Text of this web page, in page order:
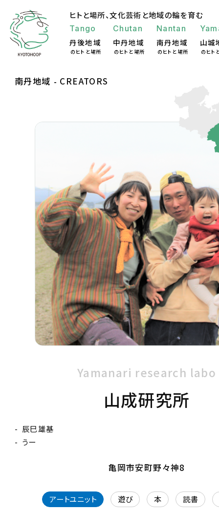
ヒトと場所、文化芸術と地域の輪を育む
Tango
丹後地域
のヒトと場所
Chutan
中丹地域
のヒトと場所
Nantan
南丹地域
のヒトと場所
山城
のヒト
南丹地域 CREATORS
Yamanari research labo
山成研究所
辰巳雄基
うー
亀岡市安町野々神8
アートユニット 遊び 本 読書